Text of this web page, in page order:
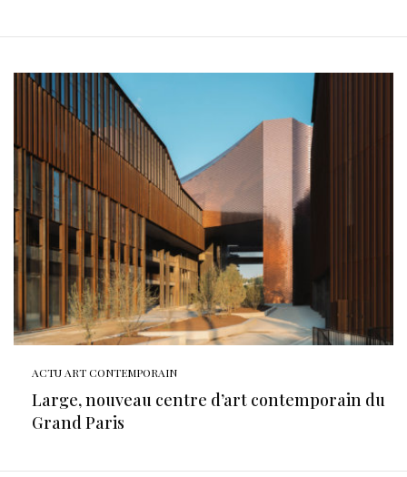
ACTU ART CONTEMPORAIN
Large, nouveau centre d’art contemporain du
Grand Paris